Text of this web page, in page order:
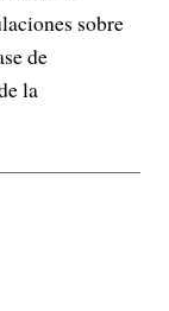
sobre
de
la